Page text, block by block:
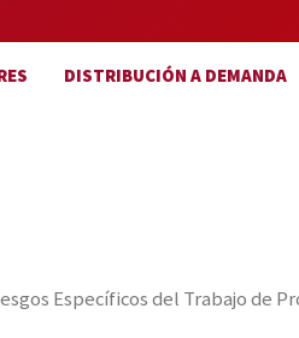
DISTRIBUCIÓN A DEMANDA
Específicos del Trabajo de